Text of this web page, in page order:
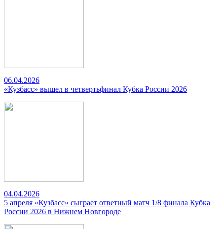
06.04.2026
«Кузбасс» вышел в четвертьфинал Кубка России 2026
04.04.2026
5 апреля «Кузбасс» сыграет ответный матч 1/8 финала Кубка
России 2026 в Нижнем Новгороде